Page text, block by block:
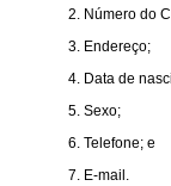
Número do
Endereço;
Data de
Sexo;
Telefone; e
E-mail.